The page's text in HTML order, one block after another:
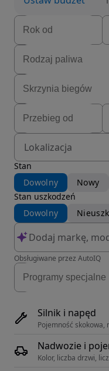
Lokalizacja
Stan
Dowolny
Nowy
Stan uszkodzeń
Dowolny
Obsługiwane przez AutoIQ
Silnik i napęd
Pojemność skokowa,
Nadwozie i
Kolor, liczba drzwi,